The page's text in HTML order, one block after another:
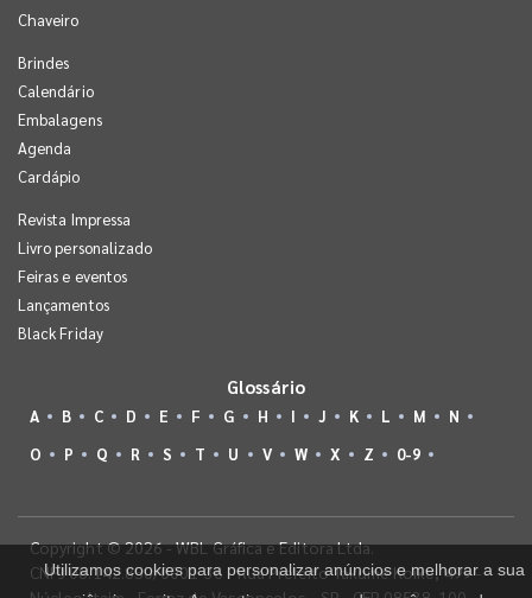
Chaveiro
Brindes
Calendário
Embalagens
Agenda
Cardápio
Revista Impressa
Livro personalizado
Feiras e eventos
Lançamentos
Black Friday
Glossário
A B C D E F G H I J K L M
N
O
P Q R S T U V W X Z 0-9
Copyright © 2026 - WBL Gráfica e Editora Ltda.
CNPJ 08.142.850/0001-36 - Rua Prefeito Takume Koike, 499 -
Utilizamos cookies para personalizar anúncios e melhorar a sua